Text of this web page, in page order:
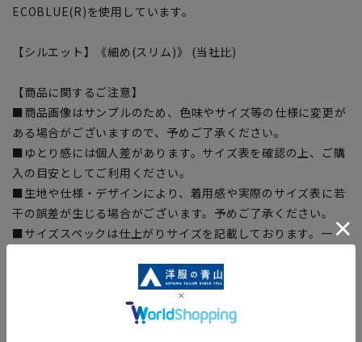
ECOBLUE(R)を使用しています。
【シルエット】《細め(スリム)》 (当社比)
【商品に関するご注意】
■商品画像はサンプルのため、色味やサイズ等の仕様に変更が
ある場合がございますので、予めご了承ください。
■ゆとり感には個人差があります。サイズ表を確認の上、ご購
入の目安としてご利用ください。
■生地や仕様・デザインにより、着用感や実際のサイズ表に若
干の誤差が生じる場合がございます。予めご了承ください。
■サイズスペックは仕上がりサイズを記載しております。一
■ブラウザやお使いのモニター環境、また撮影時の室内外の光
加減により、実際の商品と掲載画像の色味が異なる場合がござ